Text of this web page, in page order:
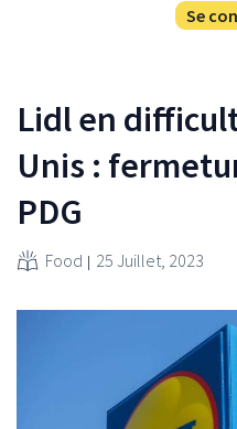
Se
Lidl en
Unis :
PDG
Food 25 Juillet, 2023